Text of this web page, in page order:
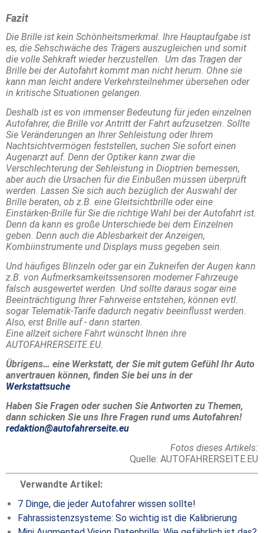
Fazit
Die Brille ist kein Schönheitsmerkmal. Ihre Hauptaufgabe ist
es, die Sehschwäche des Trägers auszugleichen und somit
die volle Sehkraft wieder herzustellen. Um das Tragen der
Brille bei der Autofahrt kommt man nicht herum. Ohne sie
kann man leicht andere Verkehrsteilnehmer übersehen oder
in kritische Situationen gelangen.
Deshalb ist es von immenser Bedeutung für jeden einzelnen
Autofahrer, die Brille vor Antritt der Fahrt aufzusetzen. Sollte
Sie Veränderungen an Ihrer Sehleistung oder Ihrem
Nachtsichtvermögen feststellen, suchen Sie sofort einen
Augenarzt auf. Denn der Optiker kann zwar die
Verschlechterung der Sehleistung in Dioptrien bemessen,
aber auch die Ursachen für die Einbußen müssen überprüft
werden. Lassen Sie sich auch bezüglich der Auswahl der
Brille beraten, ob z.B. eine Gleitsichtbrille oder eine
Einstärken-Brille für Sie die richtige Wahl bei der Autofahrt ist.
Denn da kann es große Unterschiede bei dem Einzelnen
geben. Denn auch die Ablesbarkeit der Anzeigen,
Kombiinstrumente und Displays muss gegeben sein.
Und häufiges Blinzeln oder gar ein Zukneifen der Augen kann
z.B. von Aufmerksamkeitssensoren moderner Fahrzeuge
falsch ausgewertet werden. Und sollte daraus sogar eine
Beeinträchtigung Ihrer Fahrweise entstehen, können evtl.
sogar Telematik-Tarife dadurch negativ beeinflusst werden.
Also, erst Brille auf - dann starten.
Eine allzeit sichere Fahrt wünscht Ihnen ihre
AUTOFAHRERSEITE.EU.
Übrigens… eine Werkstatt, der Sie mit gutem Gefühl Ihr Auto
anvertrauen können, finden Sie bei uns in der
Werkstattsuche
Haben Sie Fragen oder suchen Sie Antworten zu Themen,
dann schicken Sie uns Ihre Fragen rund ums Autofahren!
redaktion@autofahrerseite.eu
Fotos dieses Artikels:
Quelle: AUTOFAHRERSEITE.EU
Verwandte Artikel:
7 Dinge, die jeder Autofahrer wissen sollte!
Fahrassistenzsysteme: So wichtig ist die Kalibrierung